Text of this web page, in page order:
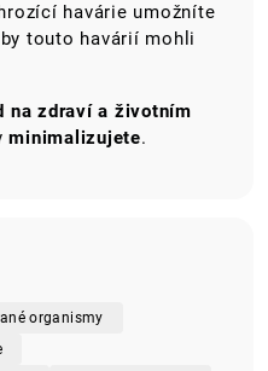
havárie umožníte
touto havárií mohli
na zdraví a životním
minimalizujete.
organismy